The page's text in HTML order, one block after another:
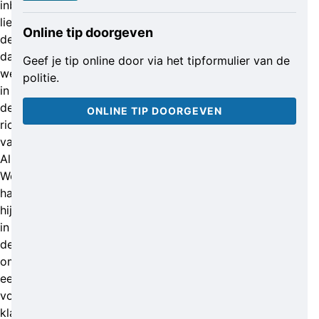
inbraak
liep
de
dader
weg
in
de
richting
van
Almelo.
Wellicht
had
hij
in
de
omgeving
een
voertuig
klaarstaan.
Online tip doorgeven
Geef je tip online door via het tipformulier van de
politie.
ONLINE TIP DOORGEVEN